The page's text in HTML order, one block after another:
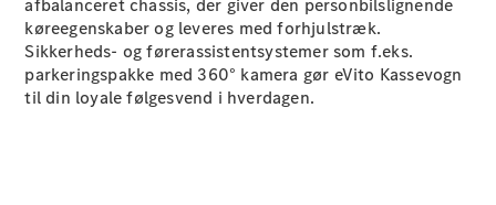
afbalanceret chassis, der giver den personbilslignende
køreegenskaber og leveres med forhjulstræk.
Sikkerheds- og førerassistentsystemer som f.eks.
parkeringspakke med 360° kamera gør eVito Kassevogn
til din loyale følgesvend i hverdagen.